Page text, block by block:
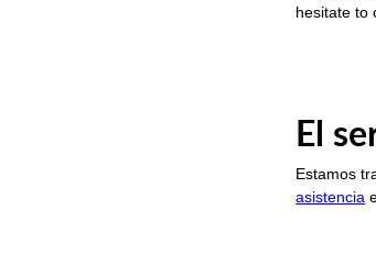
hesitate to
El
Estamos
asistencia